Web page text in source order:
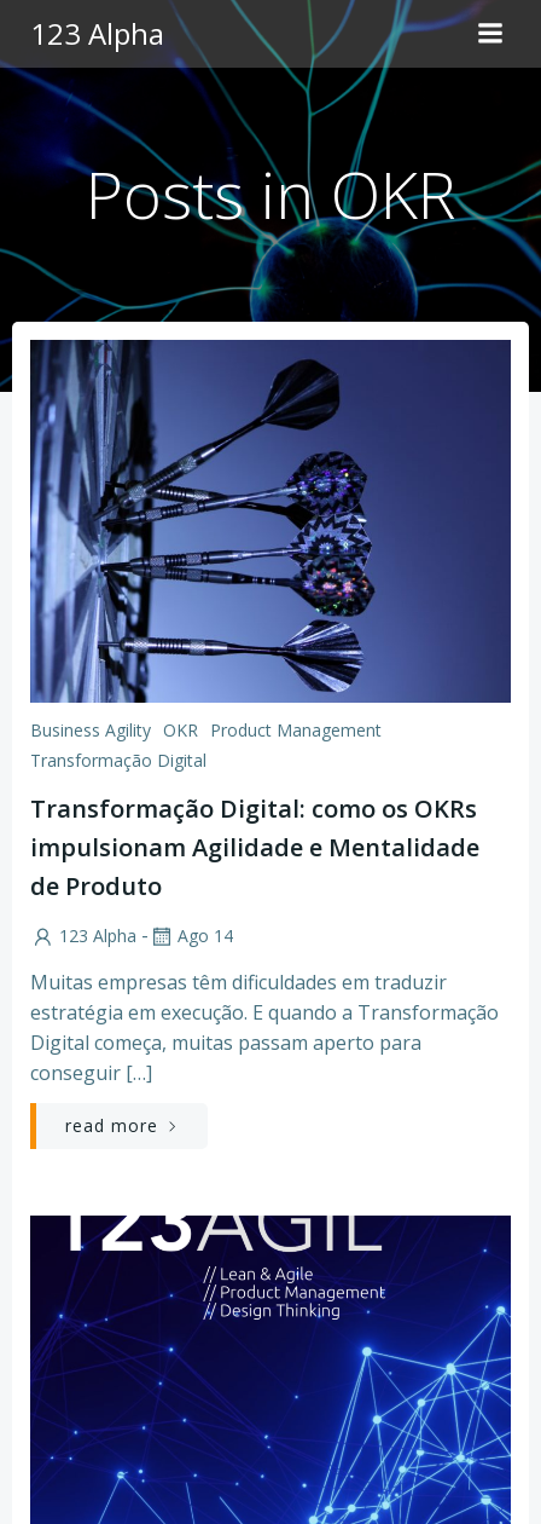
Pular
para
o
conteúdo
123 Alpha
Posts in OKR
Business Agility OKR Product Management
Transformação Digital
Transformação Digital: como os OKRs
impulsionam Agilidade e Mentalidade
de Produto
123 Alpha - Ago 14
Muitas empresas têm dificuldades em traduzir
estratégia em execução. E quando a Transformação
Digital começa, muitas passam aperto para
conseguir […]
read more